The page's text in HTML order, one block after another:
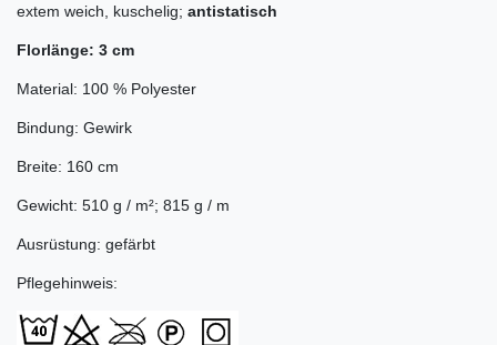
extem weich, kuschelig; antistatisch
Florlänge: 3 cm
Material: 100 % Polyester
Bindung: Gewirk
Breite: 160 cm
Gewicht: 510 g / m²; 815 g / m
Ausrüstung: gefärbt
Pflegehinweis: